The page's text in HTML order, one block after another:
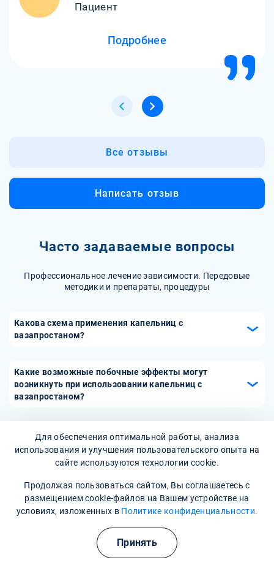
Пациент
Подробнее
Все отзывы
Написать отзыв
Часто задаваемые вопросы
Профессиональное лечение зависимости. Передовые
методики и препараты, процедуры
Какова схема применения капельниц с
вазапростаном?
стационарных условиях под наблюдением врача.
Дозировка и продолжительность лечения определяются
индивидуально в зависимости от состояния пациента и
нескольких дней до нескольких недель.
Какие возможные побочные эффекты могут
возникнуть при использовании капельниц с
вазапростаном?
возможны побочные эффекты, такие как головная боль,
тошнота, гипотензия (пониженное артериальное
давление) и аллергические реакции. Важно сообщать
необходимости скорректировать лечение.
Какие противопоказания существуют для
Противопоказания к применению капельниц с
вазапростаном включают серьезные сердечно-
сосудистые заболевания, гипотонию, активные
инфекции, а также индивидуальную непереносимость
необходимо провести полное обследование пациента.
Для обеспечения оптимальной работы, анализа
использования и улучшения пользовательского опыта на
сайте используются технологии cookie.
Продолжая пользоваться сайтом, Вы соглашаетесь с
размещением cookie-файлов на Вашем устройстве на
условиях, изложенных в Политике конфиденциальности.
Принять